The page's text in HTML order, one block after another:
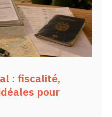
: fiscalité,
pour